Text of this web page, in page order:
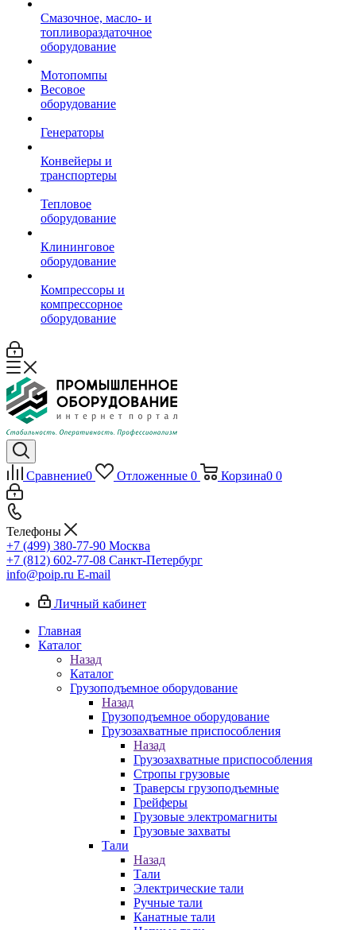
Смазочное, масло- и
топливораздаточное
оборудование
Мотопомпы
Весовое
оборудование
Генераторы
Конвейеры и
транспортеры
Тепловое
оборудование
Клининговое
оборудование
Компрессоры и
компрессорное
оборудование
Сравнение0 Отложенные 0 Корзина0 0
Телефоны
+7 (499) 380-77-90 Москва
+7 (812) 602-77-08 Санкт-Петербург
info@poip.ru E-mail
Личный кабинет
Главная
Каталог
Назад
Каталог
Грузоподъемное оборудование
Назад
Грузоподъемное оборудование
Грузозахватные приспособления
Назад
Грузозахватные приспособления
Стропы грузовые
Траверсы грузоподъемные
Грейферы
Грузовые электромагниты
Грузовые захваты
Тали
Назад
Тали
Электрические тали
Ручные тали
Канатные тали